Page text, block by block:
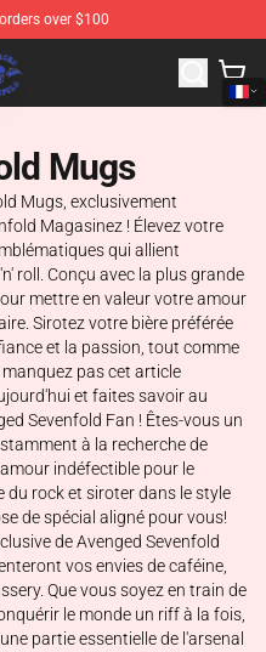
over $100
Official Avenged Sevenfold
Mugs
Mugs, exclusivement
Magasinez ! Élevez votre
qui allient
roll. Conçu avec la plus grande
mettre en valeur votre amour
Sirotez votre bière préférée
et la passion, tout comme
pas cet article
et faites savoir au
Sevenfold Fan ! Êtes-vous un
à la recherche de
indéfectible pour le
du rock et siroter dans le style
de spécial aligné pour vous!
de Avenged Sevenfold
vos envies de caféine,
Que vous soyez en train de
le monde un riff à la fois,
partie essentielle de l'arsenal